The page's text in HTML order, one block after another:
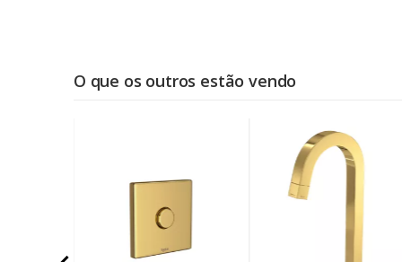
O que os outros estão vendo